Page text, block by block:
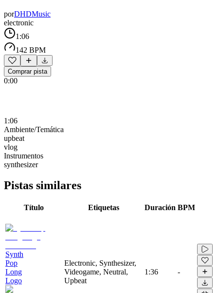
porDHDMusic
electronic
1:06
142 BPM
Comprar pista
0:00
1:06
Ambiente/Temática
upbeat
vlog
Instrumentos
synthesizer
Pistas similares
Título Etiquetas Duración BPM
Synth
Pop
Long
Logo
Electronic, Synthesizer,
Videogame, Neutral,
Upbeat
1:36 -